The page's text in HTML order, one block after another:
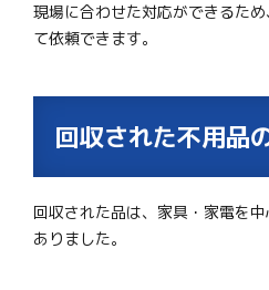
現場に合わせた対応ができるた
て依頼できます。
回収された不用品
回収された品は、家具・家電を
ありました。